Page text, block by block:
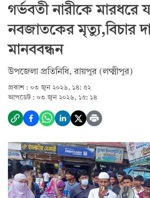
গর্ভবতী নারীকে মারধরে
নবজাতকের মৃত্যু,বিচার
মানববন্ধন
উপজেলা প্রতিনিধি, ‎রায়পুর (লক্ষ্মীপুর)
প্রকাশ : ০৩ জুন ২০২৬, ১৪: ৫২
আপডেট : ০৩ জুন ২০২৬, ১৫: ১৪